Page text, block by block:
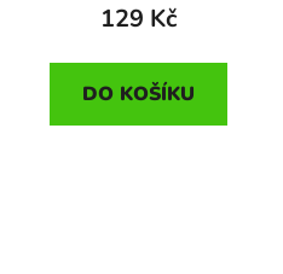
129 Kč
DO KOŠÍKU